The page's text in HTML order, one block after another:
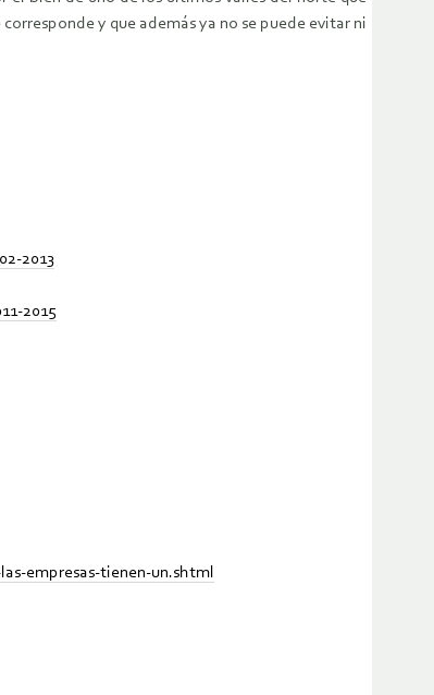
y que además ya no se puede evitar ni
2013
2015
empresas-tienen-un.shtml